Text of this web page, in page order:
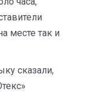
месте так и
сказали,